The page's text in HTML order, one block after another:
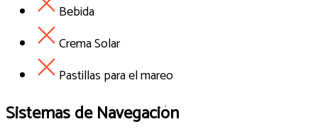
Bebida
Crema Solar
Pastillas para el mareo
Sistemas de Navegación